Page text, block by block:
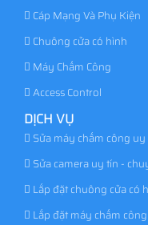
Cáp Mạng Và Phụ Kiện
Chuông cửa có hình
Máy Chấm Công
Access Control
DỊCH VỤ
Sửa máy chấm công
Sửa camera uy tín -
Lắp đặt chuông cửa có
Lắp đặt máy chấm công